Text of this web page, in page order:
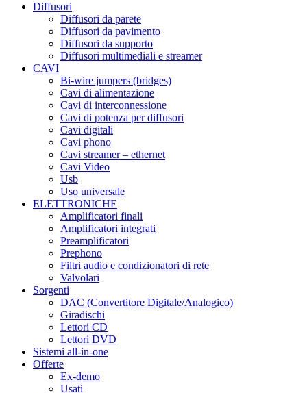
Diffusori
Diffusori da parete
Diffusori da pavimento
Diffusori da supporto
Diffusori multimediali e streamer
CAVI
Bi-wire jumpers (bridges)
Cavi di alimentazione
Cavi di interconnessione
Cavi di potenza per diffusori
Cavi digitali
Cavi phono
Cavi streamer – ethernet
Cavi Video
Usb
Uso universale
ELETTRONICHE
Amplificatori finali
Amplificatori integrati
Preamplificatori
Prephono
Filtri audio e condizionatori di rete
Valvolari
Sorgenti
DAC (Convertitore Digitale/Analogico)
Giradischi
Lettori CD
Lettori DVD
Sistemi all-in-one
Offerte
Ex-demo
Usati